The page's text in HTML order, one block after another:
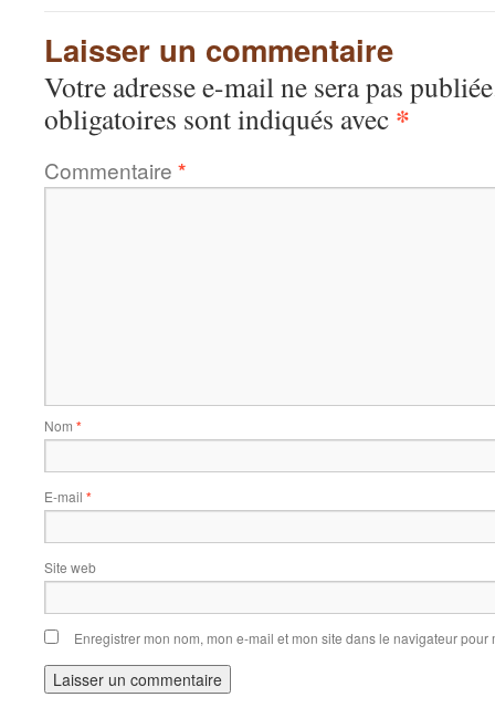
Laisser un commentaire
Votre adresse e-mail ne sera pas
obligatoires sont indiqués avec *
Commentaire *
Nom *
E-mail *
Site web
Enregistrer mon nom, mon e-mail et mon site dans le navigateur